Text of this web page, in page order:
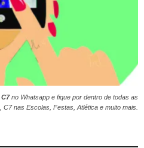
no Whatsapp e fique por dentro de todas as
nas Escolas, Festas, Atlética e muito mais.